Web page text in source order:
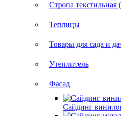
Стропа текстильная
Теплицы
Товары для сада и
Утеплитель
Фасад
Сайдинг